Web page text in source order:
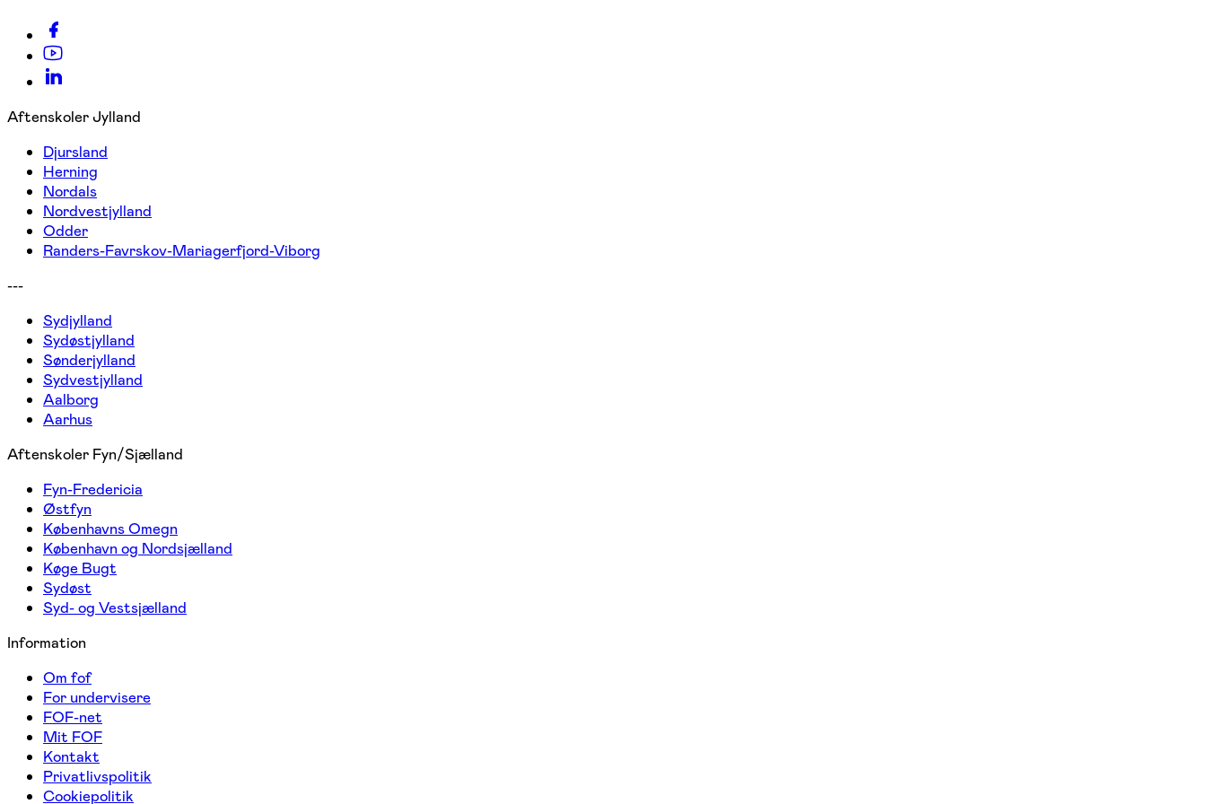
Aftenskoler Jylland
Djursland
Herning
Nordals
Nordvestjylland
Odder
Randers-Favrskov-Mariagerfjord-Viborg
---
Sydjylland
Sydøstjylland
Sønderjylland
Sydvestjylland
Aalborg
Aarhus
Aftenskoler Fyn/Sjælland
Fyn-Fredericia
Østfyn
Københavns Omegn
København og Nordsjælland
Køge Bugt
Sydøst
Syd- og Vestsjælland
Information
Om fof
For undervisere
FOF-net
Mit FOF
Kontakt
Privatlivspolitik
Cookiepolitik